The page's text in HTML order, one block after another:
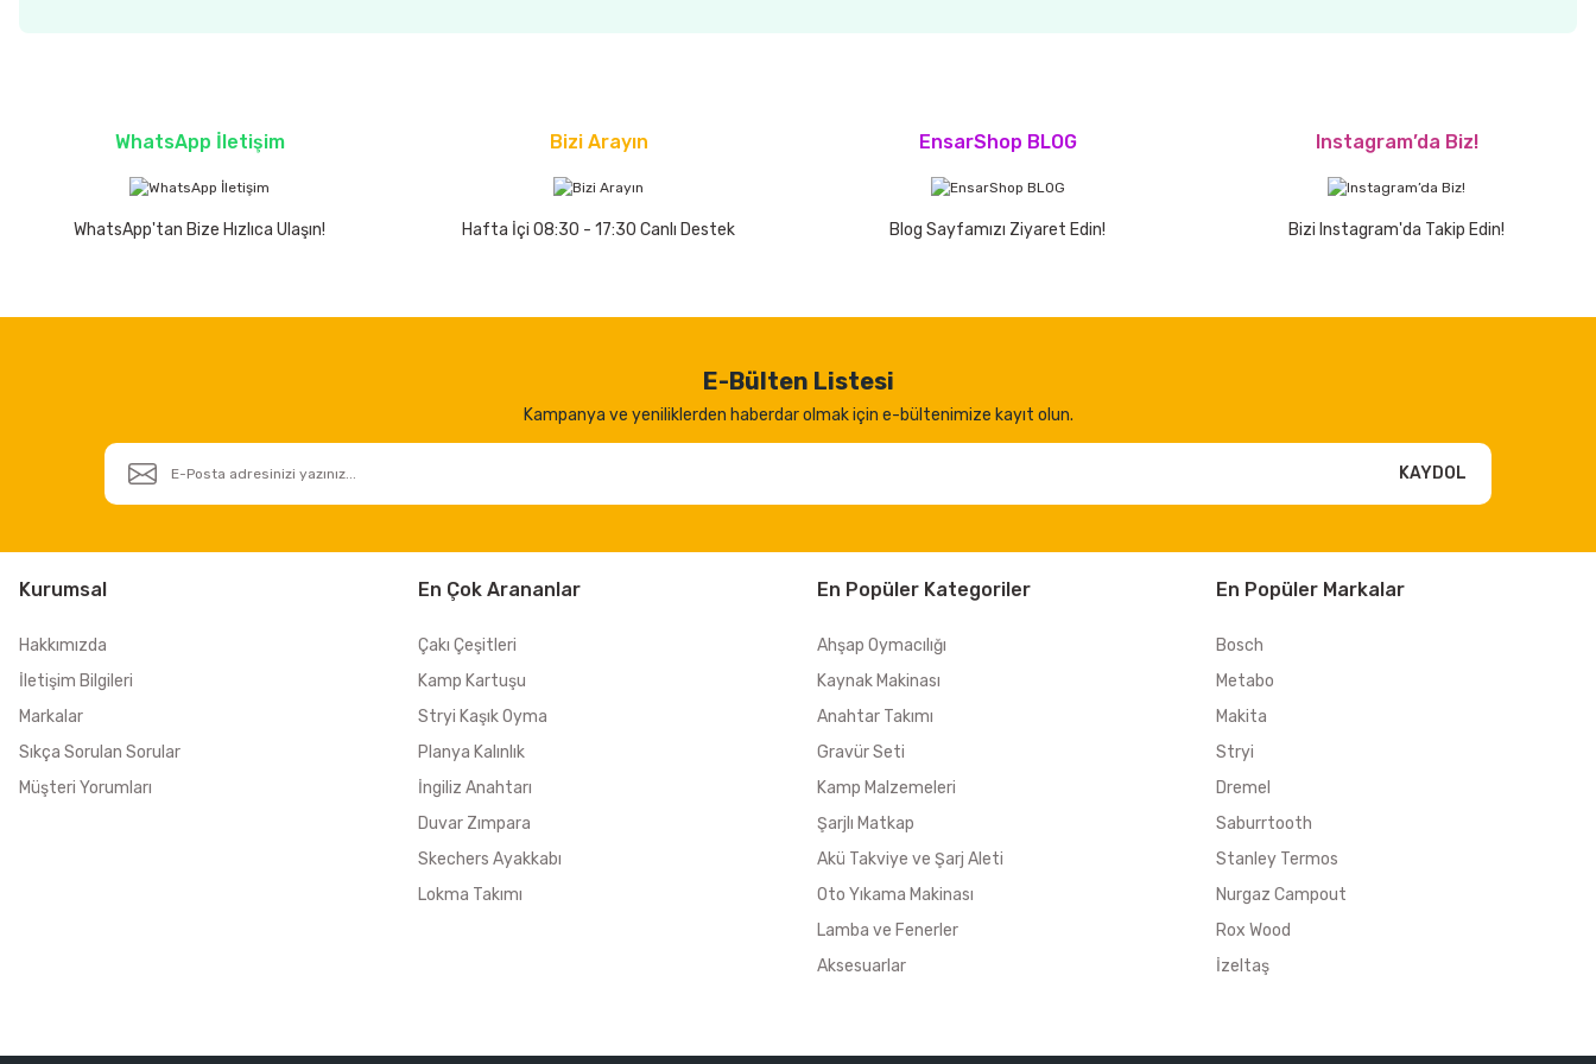
WhatsApp İletişim
WhatsApp'tan Bize Hızlıca Ulaşın!
Bizi Arayın
Hafta İçi 08:30 - 17:30 Canlı Destek
EnsarShop BLOG
Blog Sayfamızı Ziyaret Edin!
Instagram’da Biz!
Bizi Instagram'da Takip Edin!
E-Bülten Listesi
Kampanya ve yeniliklerden haberdar olmak için e-bültenimize kayıt olun.
KAYDOL
Kurumsal
Hakkımızda
İletişim Bilgileri
Markalar
Sıkça Sorulan Sorular
Müşteri Yorumları
En Çok Arananlar
Çakı Çeşitleri
Kamp Kartuşu
Stryi Kaşık Oyma
Planya Kalınlık
İngiliz Anahtarı
Duvar Zımpara
Skechers Ayakkabı
Lokma Takımı
En Popüler Kategoriler
Ahşap Oymacılığı
Kaynak Makinası
Anahtar Takımı
Gravür Seti
Kamp Malzemeleri
Şarjlı Matkap
Akü Takviye ve Şarj Aleti
Oto Yıkama Makinası
Lamba ve Fenerler
Aksesuarlar
En Popüler Markalar
Bosch
Metabo
Makita
Stryi
Dremel
Saburrtooth
Stanley Termos
Nurgaz Campout
Rox Wood
İzeltaş